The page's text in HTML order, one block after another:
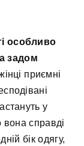
особливо
задом
приємні
у
вона справді
бік одягу,